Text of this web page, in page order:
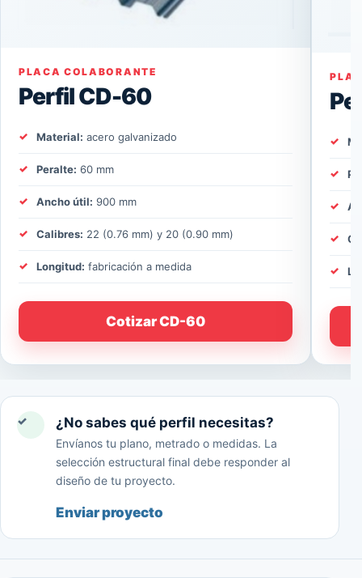
PLACA COLABORANTE
Perfil CD-60
Material: acero galvanizado
Peralte: 60 mm
Ancho útil: 900 mm
Calibres: 22 (0.76 mm) y 20 (0.90 mm)
Longitud: fabricación a medida
Cotizar CD-60
✓ ¿No sabes qué perfil necesitas?
Envíanos tu plano, metrado o medidas. La
selección estructural final debe responder al
diseño de tu proyecto.
Enviar proyecto